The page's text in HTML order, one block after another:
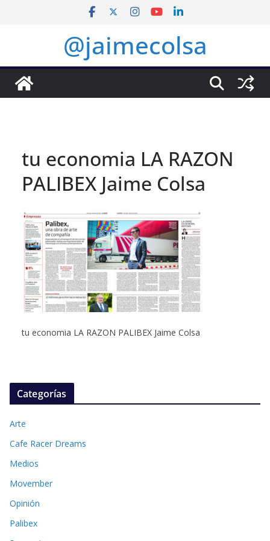
@jaimecolsa
tu economia LA RAZON
PALIBEX Jaime Colsa
tu economia LA RAZON PALIBEX Jaime Colsa
Categorías
Arte
Cafe Racer Dreams
Medios
Movember
Opinión
Palibex